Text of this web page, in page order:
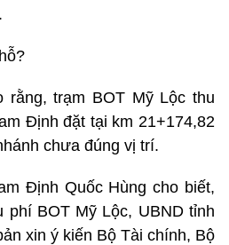
rằng, trạm BOT Mỹ Lộc thu
Định đặt tại km 21+174,82
chưa đúng vị trí.
Định Quốc Hùng cho biết,
BOT Mỹ Lộc, UBND tỉnh
xin ý kiến Bộ Tài chính, Bộ